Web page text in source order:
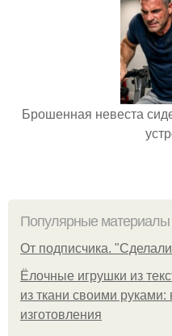
Брошенная невеста
Популярные материалы
От подписчика.
Ёлочные игрушки из
из ткани своими
изготовления